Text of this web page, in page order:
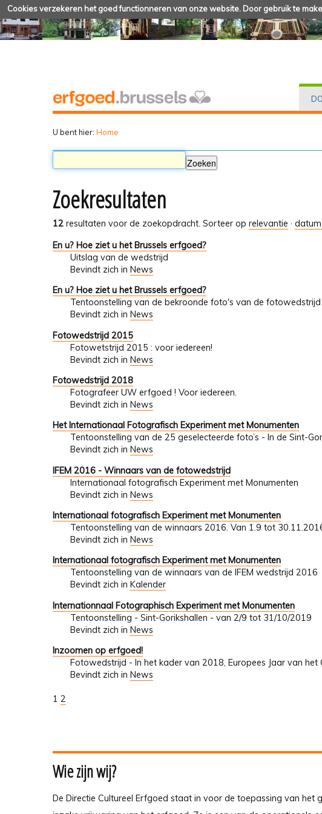
Cookies verzekeren het goed functionneren van onze website. Door gebruik te
U bent hier: Home
Zoekresultaten
12 resultaten voor de zoekopdracht. Sorteer op relevantie ·
En u? Hoe ziet u het Brussels erfgoed?
Uitslag van de wedstrijd
Bevindt zich in News
En u? Hoe ziet u het Brussels erfgoed?
Tentoonstelling van de bekroonde foto's van de
Bevindt zich in News
Fotowedstrijd 2015
Fotowetstrijd 2015 : voor iedereen!
Bevindt zich in News
Fotowedstrijd 2018
Fotografeer UW erfgoed ! Voor iedereen.
Bevindt zich in News
Het Internationaal Fotografisch Experiment met Monumenten
Tentoonstelling van de 25 geselecteerde foto’s - In de Sint-
Bevindt zich in News
IFEM 2016 - Winnaars van de fotowedstrijd
Internationaal fotografisch Experiment met Monumenten
Bevindt zich in News
Internationaal fotografisch Experiment met Monumenten
Tentoonstelling van de winnaars 2016. Van 1.9 tot
Bevindt zich in News
Internationaal fotografisch Experiment met Monumenten
Tentoonstelling van de winnaars van de IFEM wedstrijd 2016
Bevindt zich in Kalender
Internationnaal Fotographisch Experiment met Monumenten
Tentoonstelling - Sint-Gorikshallen - van 2/9 tot 31/10/2019
Bevindt zich in News
Inzoomen op erfgoed!
Fotowedstrijd - In het kader van 2018, Europees Jaar van het
Bevindt zich in News
1 2
Wie zijn wij?
De Directie Cultureel Erfgoed staat in voor de toepassing van het